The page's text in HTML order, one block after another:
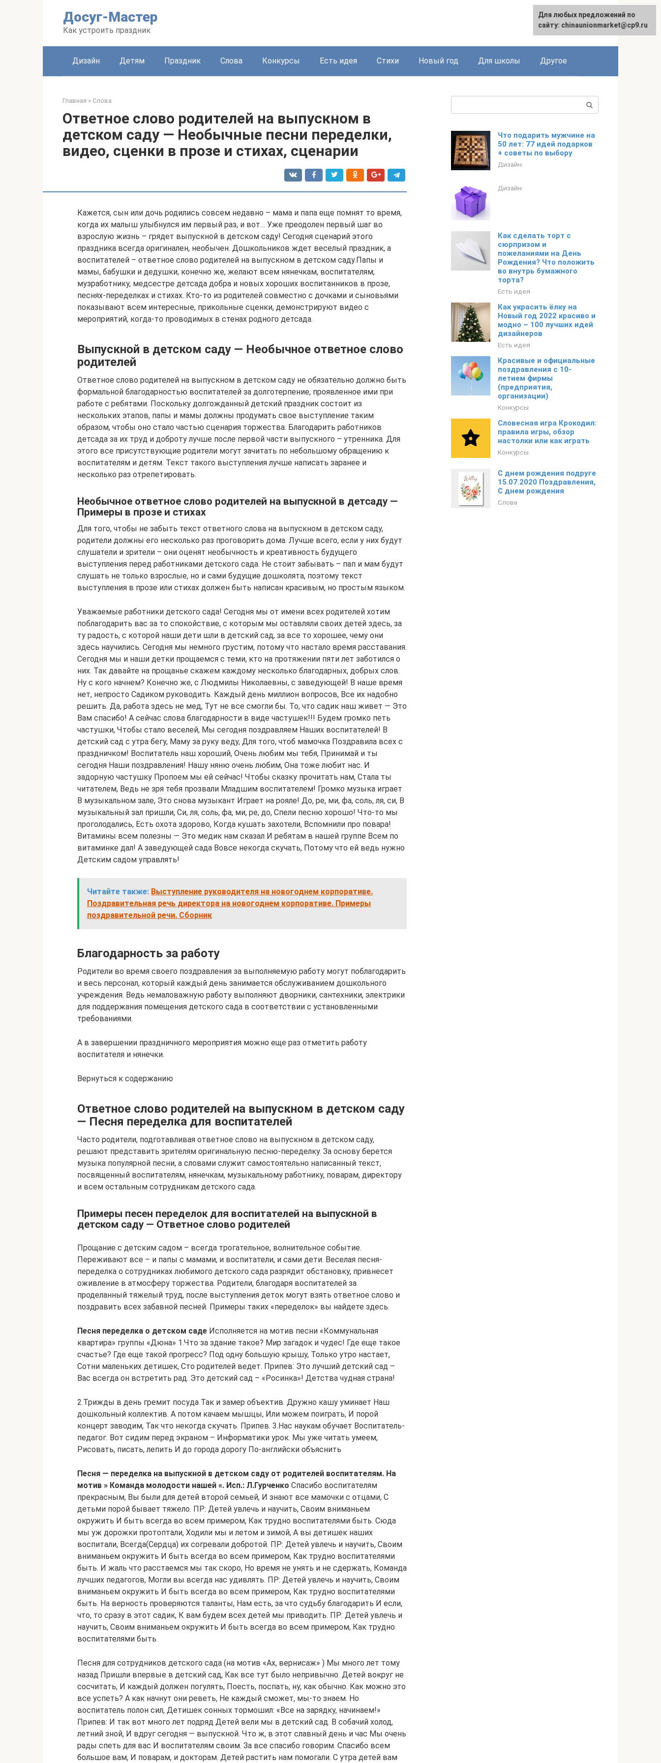
Досуг-Мастер
Как устроить праздник
English
Дизайн Детям Праздник Слова Конкурсы Есть идея Стихи Новый год Для школы Другое
Главная » Слова
Ответное слово родителей на выпускном в
детском саду ― Необычные песни переделки,
видео, сценки в прозе и стихах, сценарии
Кажется, сын или дочь родились совсем недавно – мама и папа еще помнят то время,
когда их малыш улыбнулся им первый раз, и вот… Уже преодолен первый шаг во
взрослую жизнь – грядет выпускной в детском саду! Сегодня сценарий этого
праздника всегда оригинален, необычен. Дошкольников ждет веселый праздник, а
воспитателей – ответное слово родителей на выпускном в детском саду.Папы и
мамы, бабушки и дедушки, конечно же, желают всем нянечкам, воспитателям,
музработнику, медсестре детсада добра и новых хороших воспитанников в прозе,
песнях-переделках и стихах. Кто-то из родителей совместно с дочками и сыновьями
показывают всем интересные, прикольные сценки, демонстрируют видео с
мероприятий, когда-то проводимых в стенах родного детсада.
Выпускной в детском саду ― Необычное ответное слово
родителей
Ответное слово родителей на выпускном в детском саду не обязательно должно быть
формальной благодарностью воспитателей за долготерпение, проявленное ими при
работе с ребятами. Поскольку долгожданный детский праздник состоит из
нескольких этапов, папы и мамы должны продумать свое выступление таким
образом, чтобы оно стало частью сценария торжества. Благодарить работников
детсада за их труд и доброту лучше после первой части выпускного – утренника. Для
этого все присутствующие родители могут зачитать по небольшому обращению к
воспитателям и детям. Текст такого выступления лучше написать заранее и
несколько раз отрепетировать.
Необычное ответное слово родителей на выпускной в детсаду ―
Примеры в прозе и стихах
Для того, чтобы не забыть текст ответного слова на выпускном в детском саду,
родители должны его несколько раз проговорить дома. Лучше всего, если у них будут
слушатели и зрители – они оценят необычность и креативность будущего
выступления перед работниками детского сада. Не стоит забывать – пап и мам будут
слушать не только взрослые, но и сами будущие дошколята, поэтому текст
выступления в прозе или стихах должен быть написан красивым, но простым языком.
Уважаемые работники детского сада! Сегодня мы от имени всех родителей хотим
поблагодарить вас за то спокойствие, с которым мы оставляли своих детей здесь, за
ту радость, с которой наши дети шли в детский сад, за все то хорошее, чему они
здесь научились. Сегодня мы немного грустим, потому что настало время расставания.
Сегодня мы и наши детки прощаемся с теми, кто на протяжении пяти лет заботился о
них. Так давайте на прощанье скажем каждому несколько благодарных, добрых слов.
Ну с кого начнем? Конечно же, с Людмилы Николаевны, с заведующей! В наше время
нет, непросто Садиком руководить. Каждый день миллион вопросов, Все их надобно
решить. Да, работа здесь не мед, Тут не все смогли бы. То, что садик наш живет — Это
Вам спасибо! А сейчас слова благодарности в виде частушек!!! Будем громко петь
частушки, Чтобы стало веселей, Мы сегодня поздравляем Наших воспитателей! В
детский сад с утра бегу, Маму за руку веду, Для того, чтоб мамочка Поздравила всех с
праздничком! Воспитатель наш хороший, Очень любим мы тебя, Принимай и ты
сегодня Наши поздравления! Нашу няню очень любим, Она тоже любит нас. И
задорную частушку Пропоем мы ей сейчас! Чтобы сказку прочитать нам, Стала ты
читателем, Ведь не зря тебя прозвали Младшим воспитателем! Громко музыка играет
В музыкальном зале, Это снова музыкант Играет на рояле! До, ре, ми, фа, соль, ля, си, В
музыкальный зал пришли, Си, ля, соль, фа, ми, ре, до, Спели песню хорошо! Что-то мы
проголодались, Есть охота здорово, Когда кушать захотели, Вспомнили про повара!
Витамины всем полезны — Это медик нам сказал И ребятам в нашей группе Всем по
витаминке дал! А заведующей сада Вовсе некогда скучать, Потому что ей ведь нужно
Детским садом управлять!
Читайте также: Выступление руководителя на новогоднем корпоративе.
Поздравительная речь директора на новогоднем корпоративе. Примеры
поздравительной речи. Сборник
Благодарность за работу
Родители во время своего поздравления за выполняемую работу могут поблагодарить
и весь персонал, который каждый день занимается обслуживанием дошкольного
учреждения. Ведь немаловажную работу выполняют дворники, сантехники, электрики
для поддержания помещения детского сада в соответствии с установленными
требованиями.
А в завершении праздничного мероприятия можно еще раз отметить работу
воспитателя и нянечки.
Вернуться к содержанию
Ответное слово родителей на выпускном в детском саду
― Песня переделка для воспитателей
Часто родители, подготавливая ответное слово на выпускном в детском саду,
решают представить зрителям оригинальную песню-переделку. За основу берется
музыка популярной песни, а словами служит самостоятельно написанный текст,
посвященный воспитателям, нянечкам, музыкальному работнику, поварам, директору
и всем остальным сотрудникам детского сада.
Примеры песен переделок для воспитателей на выпускной в
детском саду ― Ответное слово родителей
Прощание с детским садом – всегда трогательное, волнительное событие.
Переживают все – и папы с мамами, и воспитатели, и сами дети. Веселая песня-
переделка о сотрудниках любимого детского сада разрядит обстановку, привнесет
оживление в атмосферу торжества. Родители, благодаря воспитателей за
проделанный тяжелый труд, после выступления деток могут взять ответное слово и
поздравить всех забавной песней. Примеры таких «переделок» вы найдете здесь.
Песня переделка о детском саде Исполняется на мотив песни «Коммунальная
квартира» группы «Дюна» 1.Что за здание такое? Мир загадок и чудес! Где еще такое
счастье? Где еще такой прогресс? Под одну большую крышу, Только утро настает,
Сотни маленьких детишек, Сто родителей ведет. Припев: Это лучший детский сад –
Вас всегда он встретить рад. Это детский сад – «Росинка»! Детства чудная страна!
2.Трижды в день гремит посуда Так и замер объектив. Дружно кашу уминает Наш
дошкольный коллектив. А потом качаем мышцы, Или можем поиграть, И порой
концерт заводим, Так что некогда скучать. Припев. 3.Нас наукам обучает Воспитатель-
педагог. Вот сидим перед экраном – Информатики урок. Мы уже читать умеем,
Рисовать, писать, лепить И до города дорогу По-английски объяснить
Песня — переделка на выпускной в детском саду от родителей воспитателям. На
мотив » Команда молодости нашей «. Исп.: Л.Гурченко Спасибо воспитателям
прекрасным, Вы были для детей второй семьей, И знают все мамочки с отцами, С
детьми порой бывает тяжело. ПР: Детей увлечь и научить, Своим вниманьем
окружить И быть всегда во всем примером, Как трудно воспитателями быть. Сюда
мы уж дорожки протоптали, Ходили мы и летом и зимой, А вы детишек наших
воспитали, Всегда(Сердца) их согревали добротой. ПР: Детей увлечь и научить, Своим
вниманьем окружить И быть всегда во всем примером, Как трудно воспитателями
быть. И жаль что расстаемся мы так скоро, Но время не унять и не сдержать, Команда
лучших педагогов, Могли вы всегда нас удивлять. ПР: Детей увлечь и научить, Своим
вниманьем окружить И быть всегда во всем примером, Как трудно воспитателями
быть. На верность проверяются таланты, Нам есть, за что судьбу благодарить И если,
что, то сразу в этот садик, К вам будем всех детей мы приводить. ПР: Детей увлечь и
научить, Своим вниманьем окружить И быть всегда во всем примером, Как трудно
воспитателями быть.
Песня для сотрудников детского сада (на мотив «Ах, вернисаж» ) Мы много лет тому
назад Пришли впервые в детский сад, Как все тут было непривычно. Детей вокруг не
сосчитать, И каждый должен погулять, Поесть, поспать, ну, как обычно. Как можно это
все успеть? А как начнут они реветь, Не каждый сможет, мы-то знаем. Но
воспитатель полон сил, Детишек сонных тормошил: «Все на зарядку, начинаем!»
Припев: И так вот много лет подряд Детей вели мы в детский сад. В собачий холод,
летний зной, И вдруг сегодня — выпускной. Что ж, в этот славный день и час Мы очень
рады спеть для вас И воспитателям своим. За все спасибо говорим. Спасибо всем
большое вам, И поварам, и докторам. Детей растить нам помогали. С утра детей вам
Что подарить мужчине на
50 лет: 77 идей подарков
+ советы по выбору
Дизайн
Дизайн
Как сделать торт с
сюрпризом и
пожеланиями на День
Рождения? Что положить
во внутрь бумажного
торта?
Есть идея
Как украсить ёлку на
Новый год 2022 красиво и
модно – 100 лучших идей
дизайнеров
Есть идея
Красивые и официальные
поздравления с 10-
летием фирмы
(предприятия,
организации)
Конкурсы
Словесная игра Крокодил:
правила игры, обзор
настолки или как играть
Конкурсы
С днем рождения подруге
15.07.2020 Поздравления,
С днем рождения
Слова
Для любых предложений по
сайту: chinaunionmarket@cp9.ru
Для любых предложений по
сайту: chinaunionmarket@cp9.ru